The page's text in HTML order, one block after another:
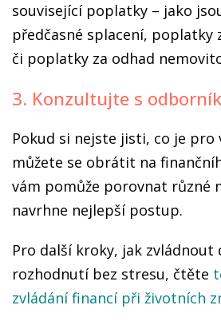
související poplatky – jako
předčasné splacení, poplatky
či poplatky za odhad
3. Konzultujte s
Pokud si nejste jisti, co je pro
můžete se obrátit na
vám pomůže porovnat různé
navrhne nejlepší postup.
Pro další kroky, jak zvládnout
rozhodnutí bez stresu, čtěte
zvládání financí při životních